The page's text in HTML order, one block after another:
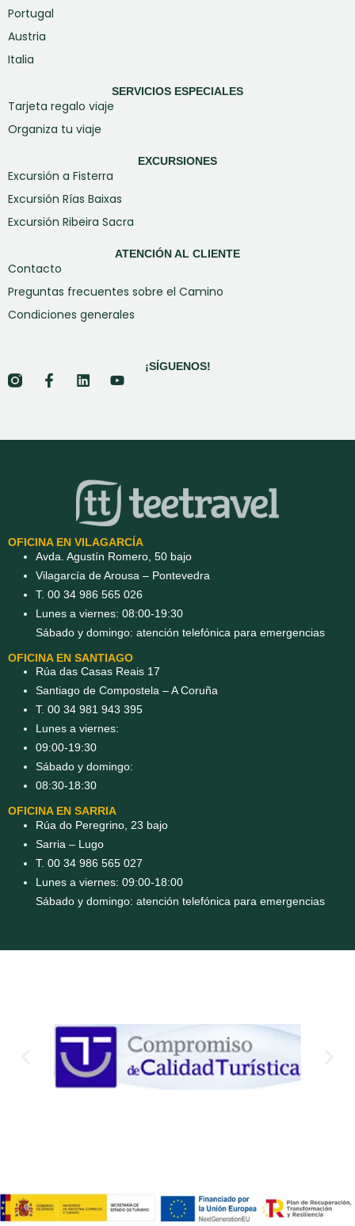
Portugal
Austria
Italia
SERVICIOS ESPECIALES
Tarjeta regalo viaje
Organiza tu viaje
EXCURSIONES
Excursión a Fisterra
Excursión Rías Baixas
Excursión Ribeira Sacra
ATENCIÓN AL CLIENTE
Contacto
Preguntas frecuentes sobre el Camino
Condiciones generales
¡SÍGUENOS!
OFICINA EN VILAGARCÍA
Avda. Agustín Romero, 50 bajo
Vilagarcía de Arousa – Pontevedra
T. 00 34 986 565 026
Lunes a viernes: 08:00-19:30
Sábado y domingo: atención telefónica para emergencias
OFICINA EN SANTIAGO
Rúa das Casas Reais 17
Santiago de Compostela – A Coruña
T. 00 34 981 943 395
Lunes a viernes:
09:00-19:30
Sábado y domingo:
08:30-18:30
OFICINA EN SARRIA
Rúa do Peregrino, 23 bajo
Sarria – Lugo
T. 00 34 986 565 027
Lunes a viernes: 09:00-18:00
Sábado y domingo: atención telefónica para emergencias